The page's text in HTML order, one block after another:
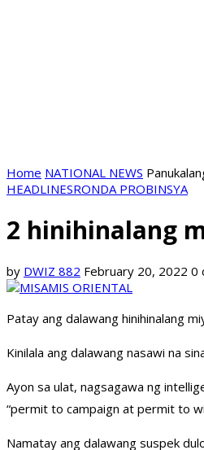
Home NATIONAL NEWS
HEADLINESRONDA PROBINSYA
2 hinihinalang
by DWIZ 882 February 20, 2022 0
Patay ang dalawang hinihinalang
Kinilala ang dalawang nasawi na
Ayon sa ulat, nagsagawa ng
“permit to campaign at permit to
Namatay ang dalawang suspek